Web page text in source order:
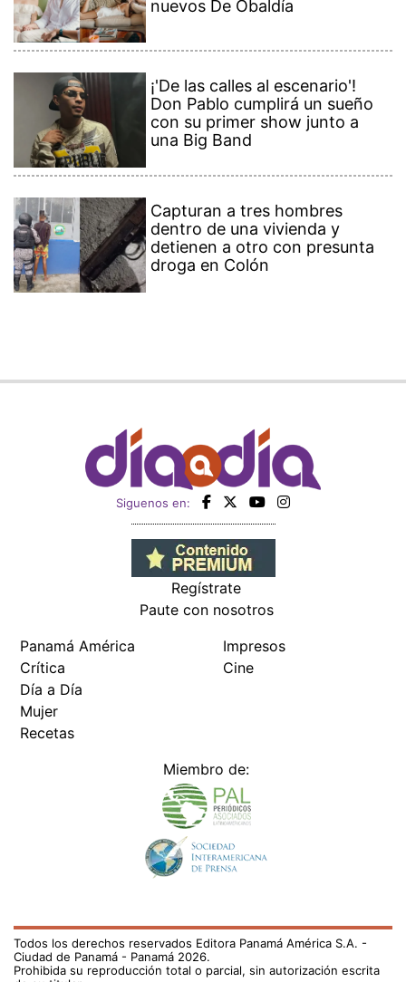
nuevos De Obaldía
¡'De las calles al escenario'!
Don Pablo cumplirá un sueño
con su primer show junto a
una Big Band
Capturan a tres hombres
dentro de una vivienda y
detienen a otro con presunta
droga en Colón
Siguenos en:
Regístrate
Paute con nosotros
Panamá América
Crítica
Día a Día
Mujer
Recetas
Impresos
Cine
Miembro de:
Todos los derechos reservados Editora Panamá América S.A. -
Ciudad de Panamá - Panamá 2026.
Prohibida su reproducción total o parcial, sin autorización escrita